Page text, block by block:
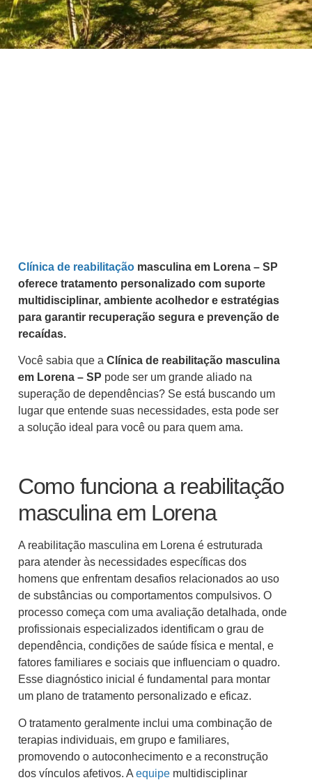
Clínica de reabilitação masculina em Lorena – SP
oferece tratamento personalizado com suporte
multidisciplinar, ambiente acolhedor e estratégias
para garantir recuperação segura e prevenção de
recaídas.
Você sabia que a Clínica de reabilitação masculina
em Lorena – SP pode ser um grande aliado na
superação de dependências? Se está buscando um
lugar que entende suas necessidades, esta pode ser
a solução ideal para você ou para quem ama.
Como funciona a reabilitação
masculina em Lorena
A reabilitação masculina em Lorena é estruturada
para atender às necessidades específicas dos
homens que enfrentam desafios relacionados ao uso
de substâncias ou comportamentos compulsivos. O
processo começa com uma avaliação detalhada, onde
profissionais especializados identificam o grau de
dependência, condições de saúde física e mental, e
fatores familiares e sociais que influenciam o quadro.
Esse diagnóstico inicial é fundamental para montar
um plano de tratamento personalizado e eficaz.
O tratamento geralmente inclui uma combinação de
terapias individuais, em grupo e familiares,
promovendo o autoconhecimento e a reconstrução
dos vínculos afetivos. A equipe multidisciplinar